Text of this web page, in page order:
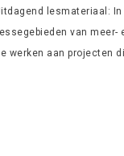
lesmateriaal:
van
werken aan projecten